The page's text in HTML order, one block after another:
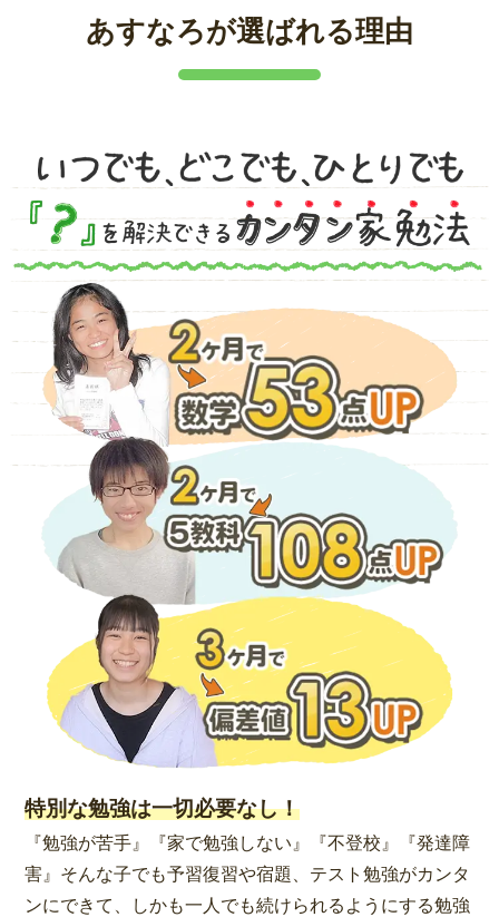
あすなろが選ばれる理由
特別な勉強は一切必要なし！
『勉強が苦手』『家で勉強しない』『不登校』『発達障
害』そんな子でも予習復習や宿題、テスト勉強がカンタ
ンにできて、しかも一人でも続けられるようにする勉強